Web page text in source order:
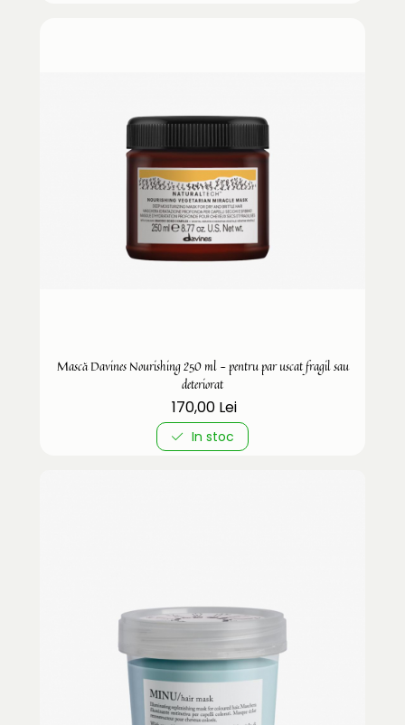
Mască Davines Nourishing 250 ml - pentru par uscat fragil sau
deteriorat
170,00 Lei
In stoc